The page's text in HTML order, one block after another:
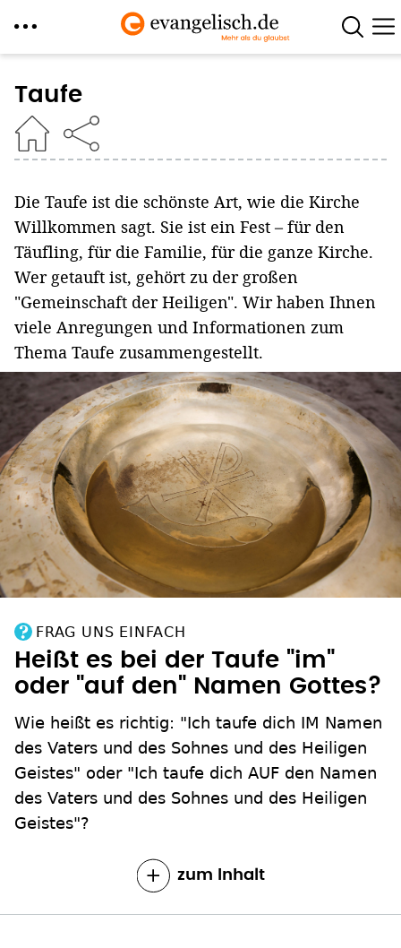
zum
Inhalt
Taufe
Die Taufe ist die schönste Art, wie die Kirche
Willkommen sagt. Sie ist ein Fest – für den
Täufling, für die Familie, für die ganze Kirche.
Wer getauft ist, gehört zu der großen
"Gemeinschaft der Heiligen". Wir haben Ihnen
viele Anregungen und Informationen zum
Thema Taufe zusammengestellt.
FRAG UNS EINFACH
Heißt es bei der Taufe "im"
oder "auf den" Namen Gottes?
Wie heißt es richtig: "Ich taufe dich IM Namen
des Vaters und des Sohnes und des Heiligen
Geistes" oder "Ich taufe dich AUF den Namen
des Vaters und des Sohnes und des Heiligen
Geistes"?
zum Inhalt